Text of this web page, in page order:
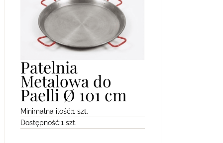
Patelnia
Metalowa do
Paelli Ø 101 cm
Minimalna ilość:1 szt.
Dostępność:1 szt.